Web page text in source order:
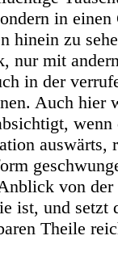
in einen
hinein zu
nur mit
in der
Auch hier
wenn
auswärts,
von der
ist, und setzt
Theile